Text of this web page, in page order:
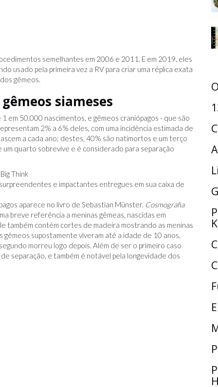
semelhantes em 2006 e 2011. E em 2019, eles
usado pela primeira vez a RV para criar uma réplica exata
gêmeos.
siameses
em 50.000 nascimentos, e gêmeos craniópagos - que são
2% a 6% deles, com uma incidência estimada de
a cada ano; destes, 40% são natimortos e um terço
quarto sobrevive e é considerado para separação
e impactantes entregues em sua caixa de
aparece no livro de Sebastian Münster. Cosmografia
breve referência a meninas gêmeas, nascidas em
também contém cortes de madeira mostrando as meninas
gêmeos supostamente viveram até a idade de 10 anos,
morreu logo depois. Além de ser o primeiro caso
separação, e também é notável pela longevidade dos